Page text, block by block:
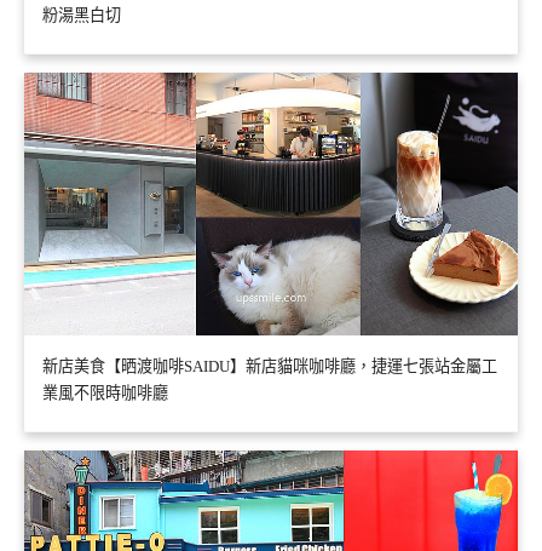
粉湯黑白切
新店美食【晒渡咖啡SAIDU】新店貓咪咖啡廳，捷運七張站金屬工
業風不限時咖啡廳